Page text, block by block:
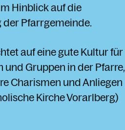
Hinblick auf die
Pfarrgemeinde.
auf eine gute Kultur für
Gruppen in der Pfarre,
Charismen und Anliegen
Kirche Vorarlberg)